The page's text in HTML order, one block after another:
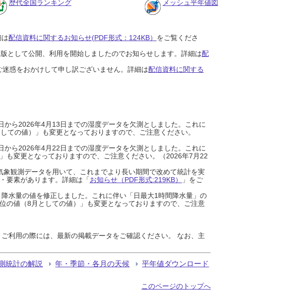
歴代全国ランキング メッシュ平年値図
配信資料に関するお知らせ(PDF形式：124KB） をご覧くださ
として公開、利用を開始しましたのでお知らせします。詳細は配
惑をおかけして申し訳ございません。詳細は配信資料に関する
ら2026年4月13日までの湿度データを欠測としました。これに
の値）」も変更となっておりますので、ご注意ください。
ら2026年4月22日までの湿度データを欠測としました。これに
も変更となっておりますので、ご注意ください。（2026年7月22
観測データを用いて、これまでより長い期間で改めて統計を実
要素があります。詳細は「お知らせ（PDF形式:219KB）
」をご
水量の値を修正しました。これに伴い「日最大1時間降水量」の
の値（8月としての値）」も変更となっておりますので、ご注意
利用の際には、最新の掲載データをご確認ください。 なお、主
統計の解説 年・季節・各月の天候 平年値ダウンロード
このページのトップへ